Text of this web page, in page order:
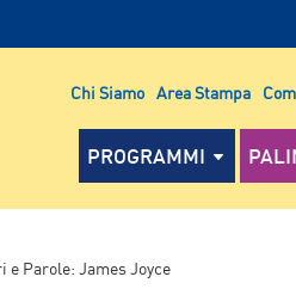
Chi Siamo Area Stampa
PROGRAMMI
e Parole: James Joyce